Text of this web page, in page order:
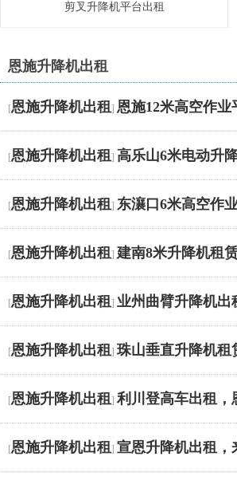
剪叉升降机平台出租
恩施升降机出租
[恩施升降机出租] 恩施12米高空作
[恩施升降机出租] 高乐山6米电动升
[恩施升降机出租] 东瀼口6米高空作
[恩施升降机出租] 建南8米升降机租
[恩施升降机出租] 业州曲臂升降机出
[恩施升降机出租] 珠山垂直升降机租
[恩施升降机出租] 利川登高车出租，
[恩施升降机出租] 宣恩升降机出租，